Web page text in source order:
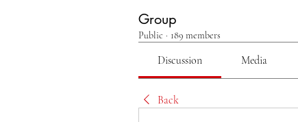
Group
Public · 189 members
Discussion Media
Back